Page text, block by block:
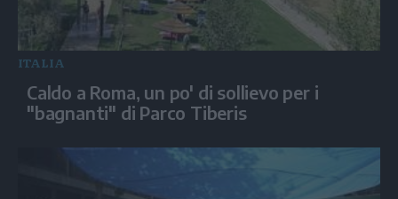
ITALIA
Caldo a Roma, un po' di sollievo per i
"bagnanti" di Parco Tiberis